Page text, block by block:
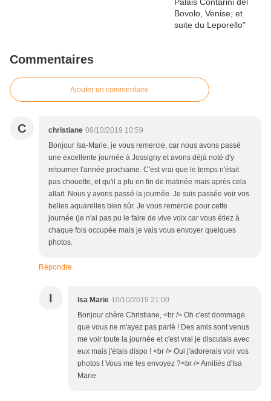
Commentaires
Ajouter un commentaire
C christiane 08/10/2019 10:59
Bonjour Isa-Marie, je vous remercie, car nous avons passé
une excellente journée à Jossigny et avons déjà noté d'y
retourner l'année prochaine. C'est vrai que le temps n'était
pas chouette, et qu'il a plu en fin de matinée mais après cela
allait. Nous y avons passé la journée. Je suis passée voir vos
belles aquarelles bien sûr. Je vous remercie pour cette
journée (je n'ai pas pu le faire de vive voix car vous étiez à
chaque fois occupée mais je vais vous envoyer quelques
photos.
Répondre
I Isa Marie 10/10/2019 21:00
Bonjour chère Christiane, <br /> Oh c'est dommage
que vous ne m'ayez pas parlé ! Des amis sont venus
me voir toute la journée et c'est vrai je discutais avec
eux mais j'étais dispo ! <br /> Oui j'adorerais voir vos
photos ! Vous me les envoyez ?<br /> Amitiés d'Isa
Marie